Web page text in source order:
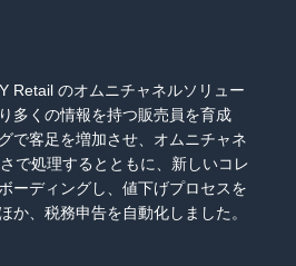
Retail のオムニチャネルソリュー
多くの情報を持つ販売員を育成
で客足を増加させ、オムニチャネ
で処理するとともに、新しいコレ
ーディングし、値下げプロセスを
か、税務申告を自動化しました。